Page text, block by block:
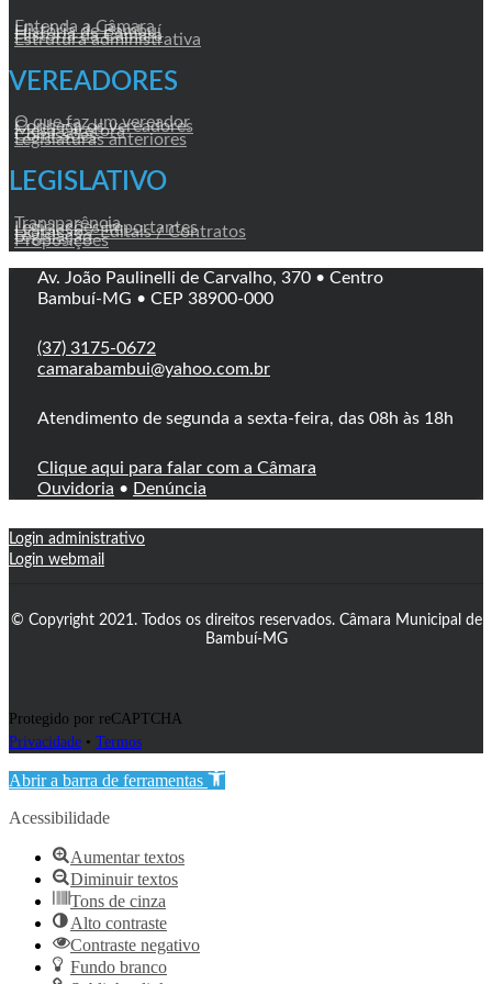
Entenda a Câmara
História de Bambuí
História da Câmara
Estrutura administrativa
VEREADORES
O que faz um vereador
Conheça os vereadores
Mesa Diretora
Comissões
Legislaturas anteriores
LEGISLATIVO
Transparência
Legislações Importantes
Licitação / Editais / Contratos
Legislação
Proposições
Av. João Paulinelli de Carvalho, 370 • Centro
Bambuí-MG • CEP 38900-000
(37) 3175-0672
camarabambui@yahoo.com.br
Atendimento de segunda a sexta-feira, das 08h às 18h
Clique aqui para falar com a Câmara
Ouvidoria • Denúncia
Login administrativo
Login webmail
© Copyright 2021. Todos os direitos reservados. Câmara Municipal de
Bambuí-MG
Protegido por reCAPTCHA
Privacidade • Termos
Abrir a barra de ferramentas
Acessibilidade
Aumentar textos
Diminuir textos
Tons de cinza
Alto contraste
Contraste negativo
Fundo branco